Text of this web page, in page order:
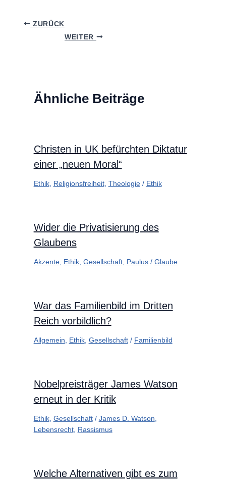
ZURÜCK
WEITER
Ähnliche Beiträge
Christen in UK befürchten Diktatur
einer „neuen Moral“
Ethik, Religionsfreiheit, Theologie/ Ethik
Wider die Privatisierung des
Glaubens
Akzente, Ethik, Gesellschaft, Paulus/ Glaube
War das Familienbild im Dritten
Reich vorbildlich?
Allgemein Ethik, Gesellschaft/ Familienbild
Nobelpreisträger James Watson
erneut in der Kritik
Ethik, Gesellschaft/ James D. Watson
Lebensrecht, Rassismus
Welche Alternativen gibt es zum